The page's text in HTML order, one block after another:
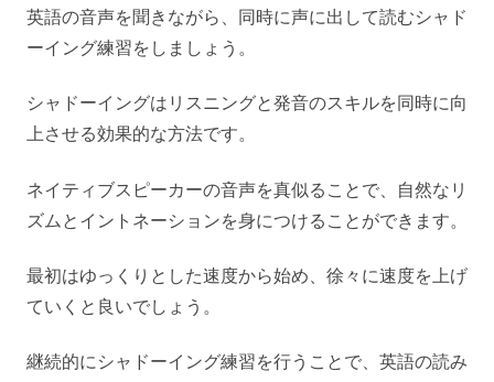
英語の音声を聞きながら、同時に声に出して読むシャド
ーイング練習をしましょう。
シャドーイングはリスニングと発音のスキルを同時に向
上させる効果的な方法です。
ネイティブスピーカーの音声を真似ることで、自然なリ
ズムとイントネーションを身につけることができます。
最初はゆっくりとした速度から始め、徐々に速度を上げ
ていくと良いでしょう。
継続的にシャドーイング練習を行うことで、英語の読み